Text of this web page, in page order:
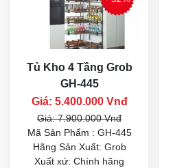
Tủ Kho 4 Tầng Grob
GH-445
Giá: 5.400.000 Vnđ
Giá: 7.900.000 Vnđ
Mã Sản Phẩm : GH-445
Hãng Sản Xuất: Grob
Xuất xứ: Chính hãng